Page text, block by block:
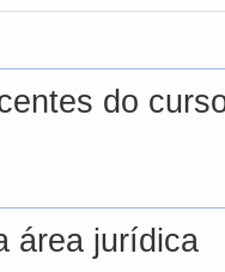
do
área jurídica